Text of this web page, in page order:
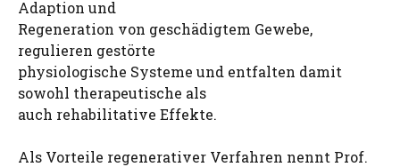
Adaption und
Regeneration von geschädigtem Gewebe,
regulieren gestörte
physiologische Systeme und entfalten damit
sowohl therapeutische als
auch rehabilitative Effekte.
Als Vorteile regenerativer Verfahren nennt Prof.